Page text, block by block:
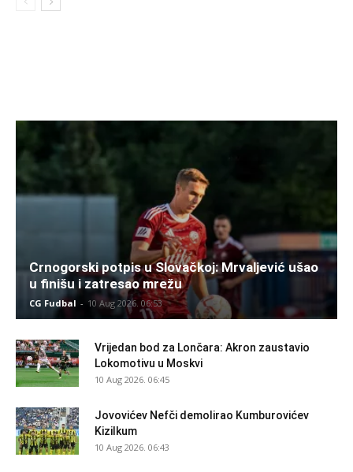
Crnogorski potpis u Slovačkoj: Mrvaljević ušao
u finišu i zatresao mrežu
CG Fudbal - 10 Aug 2026. 06:53
Vrijedan bod za Lončara: Akron zaustavio
Lokomotivu u Moskvi
10 Aug 2026. 06:45
Jovovićev Nefči demolirao Kumburovićev
Kizilkum
10 Aug 2026. 06:43